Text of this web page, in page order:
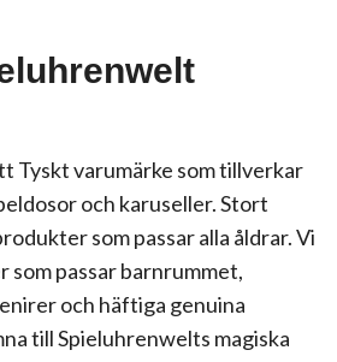
Tyskt varumärke som tillverkar
och karuseller. Stort
som passar alla åldrar. Vi
som passar barnrummet,
och häftiga genuina
till Spieluhrenwelts magiska